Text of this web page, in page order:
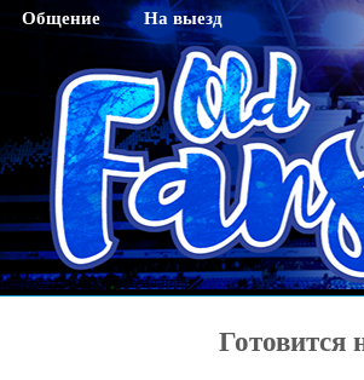
Общение
Гостевая
Регистрация
Активация кода sms
Смена пароля
Редактирование профайла
На выезд
Саратов
Тихвин
Новосибирск
Махачкала
Нижний Новгород
Оренбург
ХабаровскГотовится